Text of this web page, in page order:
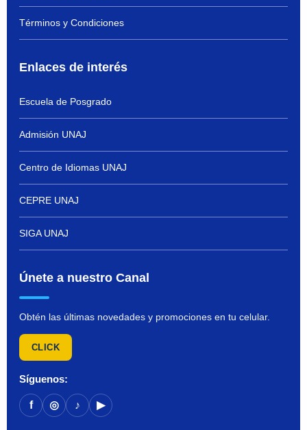
Términos y Condiciones
Enlaces de interés
Escuela de Posgrado
Admisión UNAJ
Centro de Idiomas UNAJ
CEPRE UNAJ
SIGA UNAJ
Únete a nuestro Canal
Obtén las últimas novedades y promociones en tu celular.
CLICK
Síguenos:
f ◎ ♪ ▶